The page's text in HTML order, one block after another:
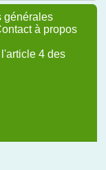
générales
à propos
4 des